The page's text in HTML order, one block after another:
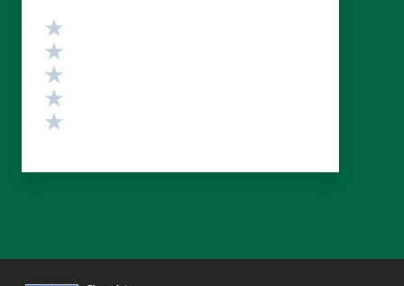
Valutazione